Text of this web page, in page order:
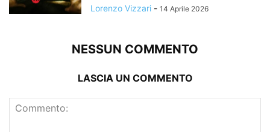
Lorenzo Vizzari - 14 Aprile 2026
NESSUN COMMENTO
LASCIA UN COMMENTO